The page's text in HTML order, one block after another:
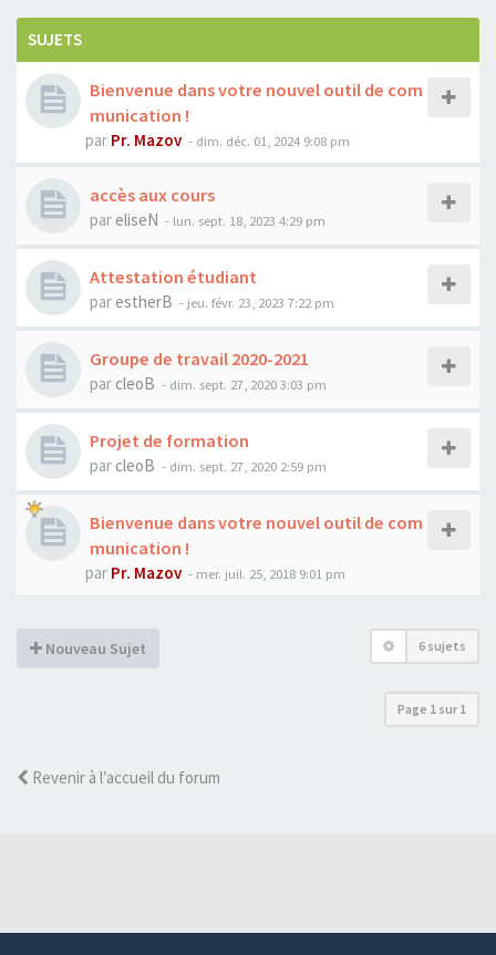
SUJETS
Bienvenue dans votre nouvel outil de com
munication !
par Pr. Mazov - dim. déc. 01, 2024 9:08 pm
accès aux cours
par eliseN - lun. sept. 18, 2023 4:29 pm
Attestation étudiant
par estherB - jeu. févr. 23, 2023 7:22 pm
Groupe de travail 2020-2021
par cleoB - dim. sept. 27, 2020 3:03 pm
Projet de formation
par cleoB - dim. sept. 27, 2020 2:59 pm
Bienvenue dans votre nouvel outil de com
munication !
par Pr. Mazov - mer. juil. 25, 2018 9:01 pm
Nouveau Sujet 6 sujets
Page 1 sur1
Revenir à l’accueil du forum